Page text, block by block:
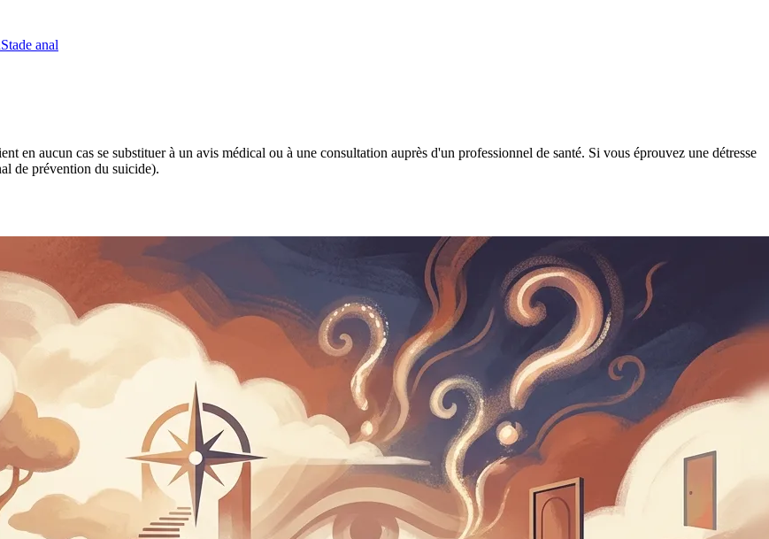
Stade anal
en aucun cas se substituer à un avis médical ou à une consultation auprès d'un professionnel de santé. Si vous éprouvez une détresse
de prévention du suicide).